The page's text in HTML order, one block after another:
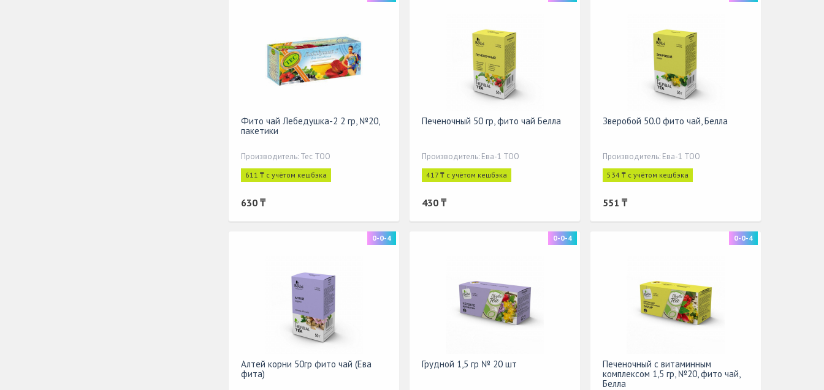
Фито чай Лебедушка-2 2 гр, №20,
пакетики
Производитель: Тес ТОО
611 ₸ с учётом кешбэка
630 ₸
Печеночный 50 гр, фито чай Белла
Производитель: Ева-1 ТОО
417 ₸ с учётом кешбэка
430 ₸
Зверобой 50.0 фито чай, Белла
Производитель: Ева-1 ТОО
534 ₸ с учётом кешбэка
551 ₸
0-0-4
Алтей корни 50гр фито чай (Ева
фита)
0-0-4
Грудной 1,5 гр № 20 шт
0-0-4
Печеночный с витаминным
комплексом 1,5 гр, №20, фито чай,
Белла